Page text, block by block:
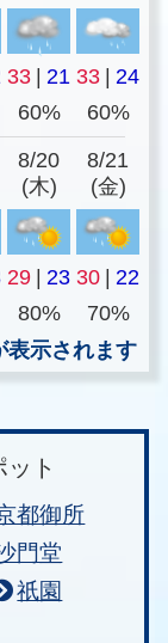
33 21 33
24
60% 60%
8/20
(木)
8/21
(金)
29 23 30
22
80%
70%
表示されます
ト
都御所
門堂
祇園